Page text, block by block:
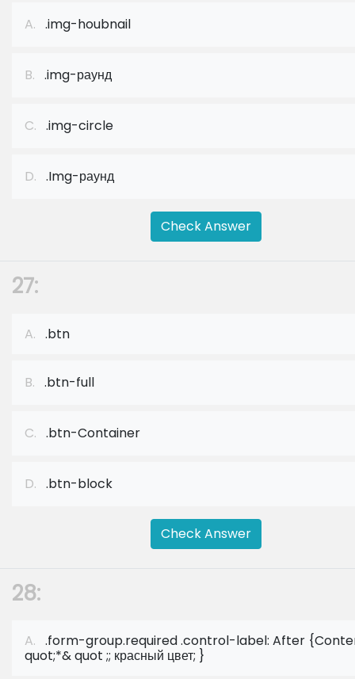
A. .img-houbnail
B. .img-раунд
C. .img-circle
D. .Img-раунд
Check Answer
27:
A. .btn
B. .btn-full
C. .btn-Container
D. .btn-block
Check Answer
28:
A. .form-group.required .control-label: After
quot;*& quot ;; красный цвет; }